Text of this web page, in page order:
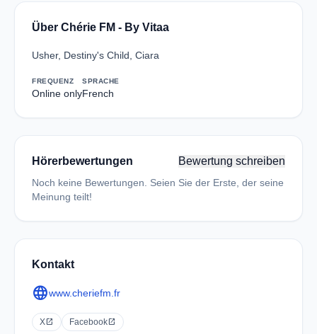
Über Chérie FM - By Vitaa
Usher, Destiny's Child, Ciara
FREQUENZ
Online only
SPRACHE
French
Hörerbewertungen Bewertung schreiben
Noch keine Bewertungen. Seien Sie der Erste, der seine
Meinung teilt!
Kontakt
languagewww.cheriefm.fr
X open_in_new Facebook open_in_new